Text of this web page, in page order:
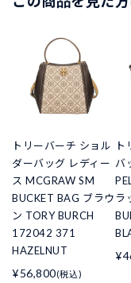
トリーバーチ ショル
ダーバッグ レディー
ス MCGRAW SM
BUCKET BAG ブラウ
ン TORY BURCH
172042 371
HAZELNUT
¥56,800(税込)
ト
バ
ラ